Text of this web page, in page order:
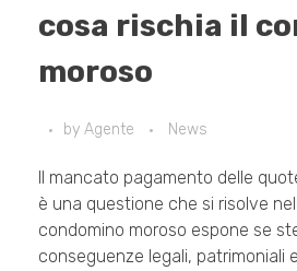
cosa rischia il
moroso
by Agente News
Il mancato pagamento delle
è una questione che si risolve
condomino moroso espone se
conseguenze legali, patrimoniali